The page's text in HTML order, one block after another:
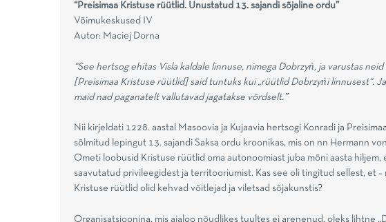
“Preisimaa Kristuse rüütlid. Unustatud 13. sajandi sõjaline ordu”
Võimukeskused IV
Autor: Maciej Dorna
“See hertsog ehitas Visla kaldale linnuse, nimega Dobrzyń, ja varustas
[Preisimaa Kristuse rüütlid] said tuntuks kui „rüütlid Dobrzyńi linnusest“.
maid nad paganatelt vallutavad jagatakse võrdselt.”
Nii kirjeldati 1228. aastal Masoovia ja Kujaavia hertsogi Konradi ja
sõlmitud lepingut 13. sajandi Saksa ordu kroonikas, mis on nn Hermann
Ometi loobusid Kristuse rüütlid oma autonoomiast juba mõni aasta hiljem,
saavutatud privileegidest ja territooriumist. Kas see oli tingitud sellest, et
Kristuse rüütlid olid kehvad võitlejad ja viletsad sõjakunstis?
Organisatsioonina, mis ajaloo nõudlikes tuultes ei arenenud, oleks lihtne